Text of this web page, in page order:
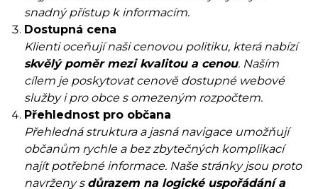
snadný přístup k informacím.
Dostupná cena
Klienti oceňují naši cenovou politiku, která nabízí
skvělý poměr mezi kvalitou a cenou. Naším
cílem je poskytovat cenově dostupné webové
služby i pro obce s omezeným rozpočtem.
Přehlednost pro občana
Přehledná struktura a jasná navigace umožňují
občanům rychle a bez zbytečných komplikací
najít potřebné informace. Naše stránky jsou proto
navrženy s důrazem na logické uspořádání a